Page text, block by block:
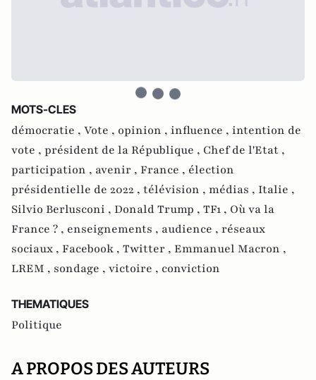
MOTS-CLES
démocratie , Vote , opinion , influence , intention de
vote , président de la République , Chef de l'Etat ,
participation , avenir , France , élection
présidentielle de 2022 , télévision , médias , Italie ,
Silvio Berlusconi , Donald Trump , TF1 , Où va la
France ? , enseignements , audience , réseaux
sociaux , Facebook , Twitter , Emmanuel Macron ,
LREM , sondage , victoire , conviction
THEMATIQUES
Politique
A PROPOS DES AUTEURS